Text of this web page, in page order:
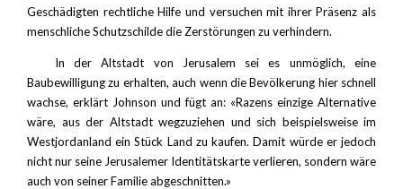
Geschädigten rechtliche Hilfe und versuchen mit ihrer Präsenz als
menschliche Schutzschilde die Zerstörungen zu verhindern.
In der Altstadt von Jerusalem sei es unmöglich, eine
Baubewilligung zu erhalten, auch wenn die Bevölkerung hier schnell
wachse, erklärt Johnson und fügt an: «Razens einzige Alternative
wäre, aus der Altstadt wegzuziehen und sich beispielsweise im
Westjordanland ein Stück Land zu kaufen. Damit würde er jedoch
nicht nur seine Jerusalemer Identitätskarte verlieren, sondern wäre
auch von seiner Familie abgeschnitten.»